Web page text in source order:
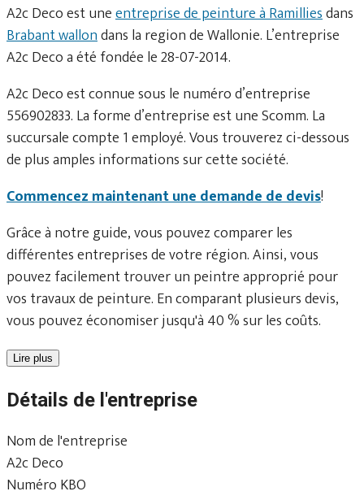
A2c Deco est uneentreprise de peinture à Ramilliesdans
Brabant wallondans la region de Wallonie. L’entreprise
A2c Deco a été fondée le 28-07-2014.
A2c Deco est connue sous le numéro d’entreprise
556902833. La forme d’entreprise est une Scomm. La
succursale compte 1 employé. Vous trouverez ci-dessous
de plus amples informations sur cette société.
Commencez maintenant une demande de devis!
Grâce à notre guide, vous pouvez comparer les
différentes entreprises de votre région. Ainsi, vous
pouvez facilement trouver un peintre approprié pour
vos travaux de peinture. En comparant plusieurs devis,
vous pouvez économiser jusqu'à 40 % sur les coûts.
Lire plus
Détails de l'entreprise
Nom de l'entreprise
A2c Deco
Numéro KBO